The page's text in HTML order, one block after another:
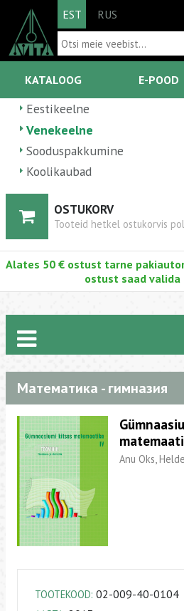
EST RUS
KATALOOG E-POOD
Eestikeelne
Venekeelne
Sooduspakkumine
Koolikaubad
OSTUKORV
Tooteid hetkel ostukorvis
Alates 50 € ostust tarne
ostust saad valida
Математика - гимназия
Anu Oks,
TOOTEKOOD: 02-009-40-0104